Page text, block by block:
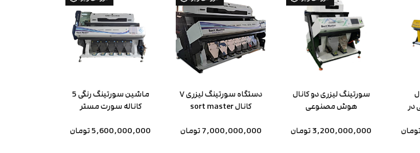
در
سورتینگ لیزری دو کانال
هوش مصنوعی
3,200,000,000 تومان
دستگاه سورتینگ لیزری ۷
کانال sort master
7,000,000,000 تومان
ماشین سورتینگ رنگی 5
کاناله سورت مستر
5,600,000,000 تومان